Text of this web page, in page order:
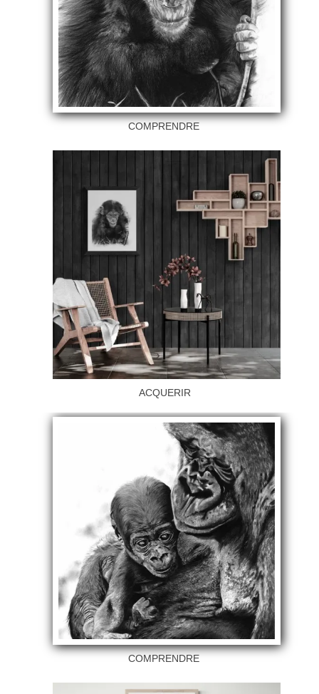
COMPRENDRE
ACQUERIR
COMPRENDRE